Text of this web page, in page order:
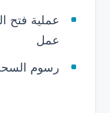
عمل
رسوم السحب البنكي 10 دولارات